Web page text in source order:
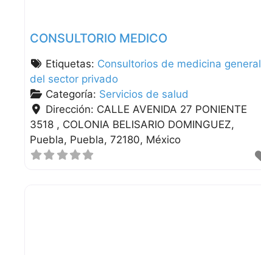
CONSULTORIO MEDICO
Etiquetas: Consultorios de medicina general
del sector privado
Categoría: Servicios de salud
Dirección: CALLE AVENIDA 27 PONIENTE
3518 , COLONIA BELISARIO DOMINGUEZ
Puebla Puebla 72180 México